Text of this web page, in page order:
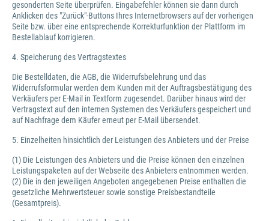
gesonderten Seite überprüfen. Eingabefehler können sie dann durch
Anklicken des "Zurück"-Buttons Ihres Internetbrowsers auf der vorherigen
Seite bzw. über eine entsprechende Korrekturfunktion der Plattform im
Bestellablauf korrigieren.
4. Speicherung des Vertragstextes
Die Bestelldaten, die AGB, die Widerrufsbelehrung und das
Widerrufsformular werden dem Kunden mit der Auftragsbestätigung des
Verkäufers per E-Mail in Textform zugesendet. Darüber hinaus wird der
Vertragstext auf den internen Systemen des Verkäufers gespeichert und
auf Nachfrage dem Käufer erneut per E-Mail übersendet.
5. Einzelheiten hinsichtlich der Leistungen des Anbieters und der Preise
(1) Die Leistungen des Anbieters und die Preise können den einzelnen
Leistungspaketen auf der Webseite des Anbieters entnommen werden.
(2) Die in den jeweiligen Angeboten angegebenen Preise enthalten die
gesetzliche Mehrwertsteuer sowie sonstige Preisbestandteile
(Gesamtpreis).